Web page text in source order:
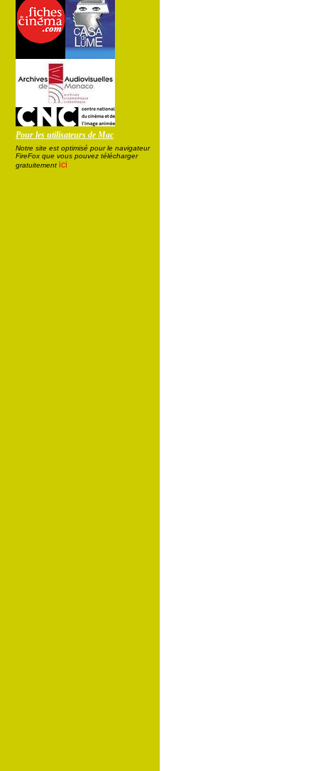
Pour les utilisateurs de Mac
Notre site est optimisé pour le navigateur
FireFox que vous pouvez télécharger
gratuitement ici